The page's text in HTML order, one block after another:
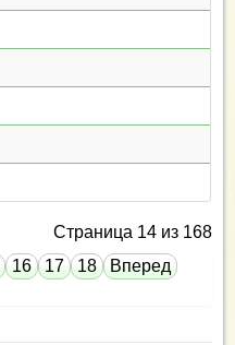
Страница 14 из 168
16 17 18
Вперед